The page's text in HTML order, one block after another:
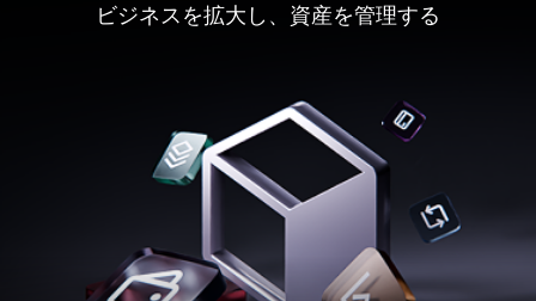
ビジネスを拡大し、資産を管理する